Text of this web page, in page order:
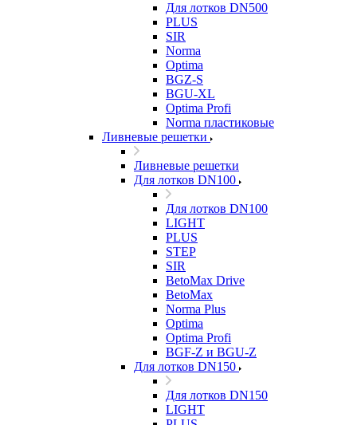
Для лотков DN500
PLUS
SIR
Norma
Optima
BGZ-S
BGU-XL
Optima Profi
Norma пластиковые
Ливневые решетки
Ливневые решетки
Для лотков DN100
Для лотков DN100
LIGHT
PLUS
STEP
SIR
BetoMax Drive
BetoMax
Norma Plus
Optima
Optima Profi
BGF-Z и BGU-Z
Для лотков DN150
Для лотков DN150
LIGHT